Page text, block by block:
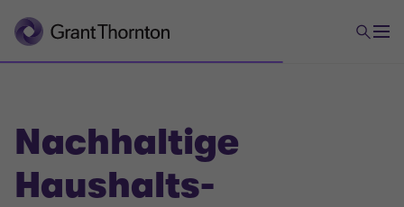
Nachhaltige
Haushalts­